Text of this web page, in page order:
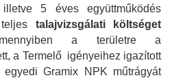
5 éves együttműködés
talajvizsgálati költséget
a területre a
a Termelő igényeihez igazított
Gramix NPK műtrágyát